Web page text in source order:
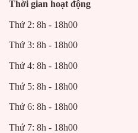
Thời gian hoạt động
Thứ 2: 8h - 18h00
Thứ 3: 8h - 18h00
Thứ 4: 8h - 18h00
Thứ 5: 8h - 18h00
Thứ 6: 8h - 18h00
Thứ 7: 8h - 18h00